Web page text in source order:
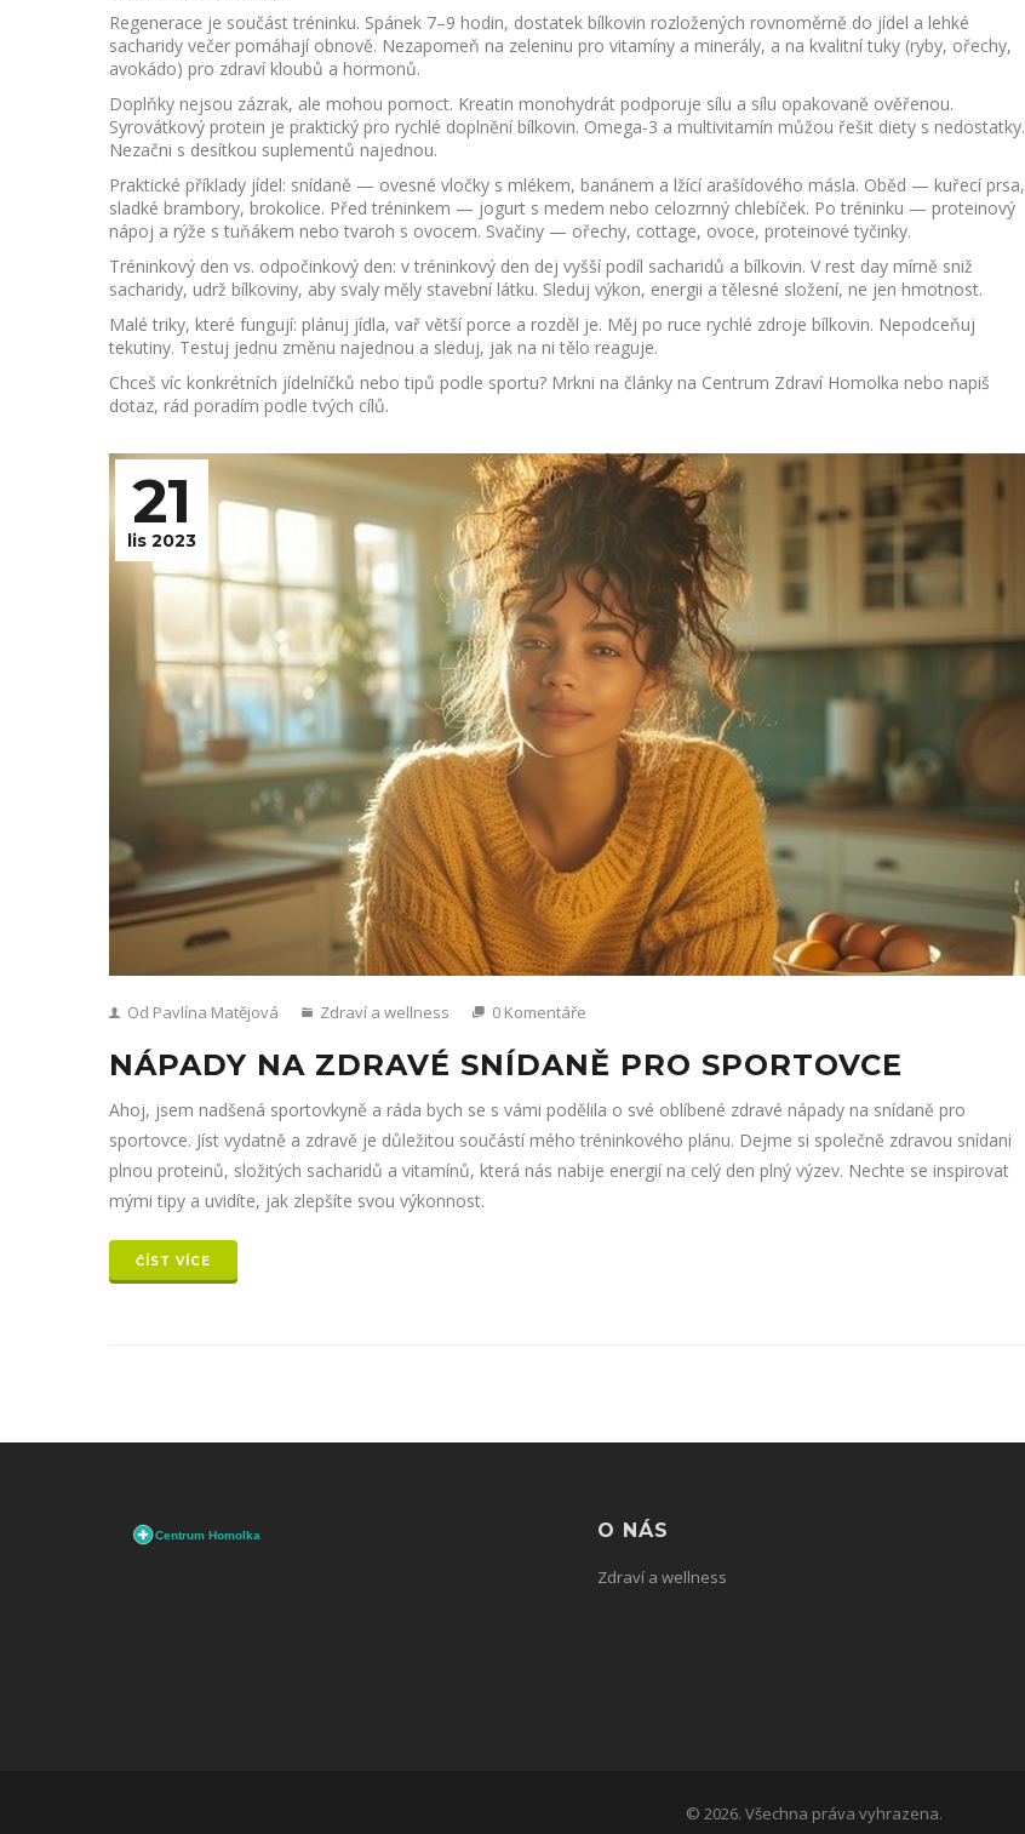
Regenerace je součást tréninku. Spánek 7–9 hodin, dostatek bílkovin rozložených rovnoměrně do jídel a lehké
sacharidy večer pomáhají obnově. Nezapomeň na zeleninu pro vitamíny a minerály, a na kvalitní tuky (ryby, ořechy,
avokádo) pro zdraví kloubů a hormonů.
Doplňky nejsou zázrak, ale mohou pomoct. Kreatin monohydrát podporuje sílu a sílu opakovaně ověřenou.
Syrovátkový protein je praktický pro rychlé doplnění bílkovin. Omega-3 a multivitamín můžou řešit diety s nedostatky.
Nezačni s desítkou suplementů najednou.
Praktické příklady jídel: snídaně — ovesné vločky s mlékem, banánem a lžící arašídového másla. Oběd — kuřecí prsa,
sladké brambory, brokolice. Před tréninkem — jogurt s medem nebo celozrnný chlebíček. Po tréninku — proteinový
nápoj a rýže s tuňákem nebo tvaroh s ovocem. Svačiny — ořechy, cottage, ovoce, proteinové tyčinky.
Tréninkový den vs. odpočinkový den: v tréninkový den dej vyšší podíl sacharidů a bílkovin. V rest day mírně sniž
sacharidy, udrž bílkoviny, aby svaly měly stavební látku. Sleduj výkon, energii a tělesné složení, ne jen hmotnost.
Malé triky, které fungují: plánuj jídla, vař větší porce a rozděl je. Měj po ruce rychlé zdroje bílkovin. Nepodceňuj
tekutiny. Testuj jednu změnu najednou a sleduj, jak na ni tělo reaguje.
Chceš víc konkrétních jídelníčků nebo tipů podle sportu? Mrkni na články na Centrum Zdraví Homolka nebo napiš
dotaz, rád poradím podle tvých cílů.
21
lis 2023
Od Pavlína Matějová Zdraví a wellness 0 Komentáře
NÁPADY NA ZDRAVÉ SNÍDANĚ PRO SPORTOVCE
Ahoj, jsem nadšená sportovkyně a ráda bych se s vámi podělila o své oblíbené zdravé nápady na snídaně pro
sportovce. Jíst vydatně a zdravě je důležitou součástí mého tréninkového plánu. Dejme si společně zdravou snídani
plnou proteinů, složitých sacharidů a vitamínů, která nás nabije energií na celý den plný výzev. Nechte se inspirovat
mými tipy a uvidíte, jak zlepšíte svou výkonnost.
ČÍST VÍCE
O NÁS
Zdraví a wellness
© 2026. Všechna práva vyhrazena.